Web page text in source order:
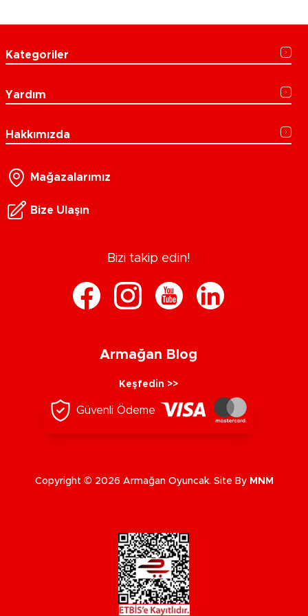
Kategoriler
Yardım
Hakkımızda
Mağazalarımız
Bize Ulaşın
Bizi takip edin!
Armağan Blog
Keşfedin >>
Güvenli Ödeme
Copyright © 2026 Armağan Oyuncak. Site By MNM